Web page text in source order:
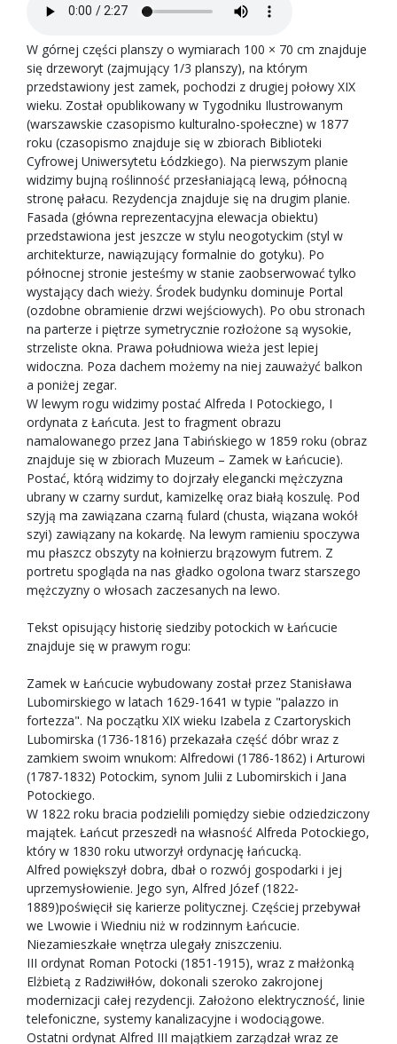
W górnej części planszy o wymiarach 100 × 70 cm znajduje
się drzeworyt (zajmujący 1/3 planszy), na którym
przedstawiony jest zamek, pochodzi z drugiej połowy XIX
wieku. Został opublikowany w Tygodniku Ilustrowanym
(warszawskie czasopismo kulturalno-społeczne) w 1877
roku (czasopismo znajduje się w zbiorach Biblioteki
Cyfrowej Uniwersytetu Łódzkiego). Na pierwszym planie
widzimy bujną roślinność przesłaniającą lewą, północną
stronę pałacu. Rezydencja znajduje się na drugim planie.
Fasada (główna reprezentacyjna elewacja obiektu)
przedstawiona jest jeszcze w stylu neogotyckim (styl w
architekturze, nawiązujący formalnie do gotyku). Po
północnej stronie jesteśmy w stanie zaobserwować tylko
wystający dach wieży. Środek budynku dominuje Portal
(ozdobne obramienie drzwi wejściowych). Po obu stronach
na parterze i piętrze symetrycznie rozłożone są wysokie,
strzeliste okna. Prawa południowa wieża jest lepiej
widoczna. Poza dachem możemy na niej zauważyć balkon
a poniżej zegar.
W lewym rogu widzimy postać Alfreda I Potockiego, I
ordynata z Łańcuta. Jest to fragment obrazu
namalowanego przez Jana Tabińskiego w 1859 roku (obraz
znajduje się w zbiorach Muzeum – Zamek w Łańcucie).
Postać, którą widzimy to dojrzały elegancki mężczyzna
ubrany w czarny surdut, kamizelkę oraz białą koszulę. Pod
szyją ma zawiązana czarną fulard (chusta, wiązana wokół
szyi) zawiązany na kokardę. Na lewym ramieniu spoczywa
mu płaszcz obszyty na kołnierzu brązowym futrem. Z
portretu spogląda na nas gładko ogolona twarz starszego
mężczyzny o włosach zaczesanych na lewo.
Tekst opisujący historię siedziby potockich w Łańcucie
znajduje się w prawym rogu:
Zamek w Łańcucie wybudowany został przez Stanisława
Lubomirskiego w latach 1629-1641 w typie "palazzo in
fortezza". Na początku XIX wieku Izabela z Czartoryskich
Lubomirska (1736-1816) przekazała część dóbr wraz z
zamkiem swoim wnukom: Alfredowi (1786-1862) i Arturowi
(1787-1832) Potockim, synom Julii z Lubomirskich i Jana
Potockiego.
W 1822 roku bracia podzielili pomiędzy siebie odziedziczony
majątek. Łańcut przeszedł na własność Alfreda Potockiego,
który w 1830 roku utworzył ordynację łańcucką.
Alfred powiększył dobra, dbał o rozwój gospodarki i jej
uprzemysłowienie. Jego syn, Alfred Józef (1822-
1889)poświęcił się karierze politycznej. Częściej przebywał
we Lwowie i Wiedniu niż w rodzinnym Łańcucie.
Niezamieszkałe wnętrza ulegały zniszczeniu.
III ordynat Roman Potocki (1851-1915), wraz z małżonką
Elżbietą z Radziwiłłów, dokonali szeroko zakrojonej
modernizacji całej rezydencji. Założono elektryczność, linie
telefoniczne, systemy kanalizacyjne i wodociągowe.
Ostatni ordynat Alfred III majątkiem zarządzał wraz ze